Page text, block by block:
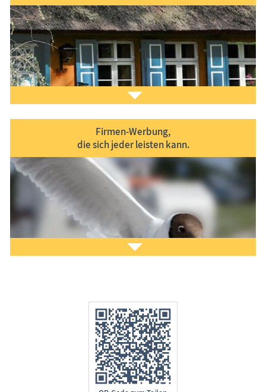
Sie möchtenIhr Ferien­objektim Informa­tions­
system www.Treffpunkt-Ostsee.de präsentieren?
Gern helfen wir Ihnen dabei. Nehmen Sie
Firmen-Werbung,
die sich jeder leisten kann.
Sie möchten unseren GästenIhre Produkte bzw.
Dienst­lei­stun­genvorstellen?